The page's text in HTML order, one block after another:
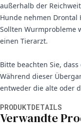
außerhalb der
Hunde nehmen Drontal
Sollten Wurmprobleme
einen Tierarzt.
Bitte beachten Sie,
Während dieser
entweder die alte oder
PRODUKTDETAILS
Verwandte